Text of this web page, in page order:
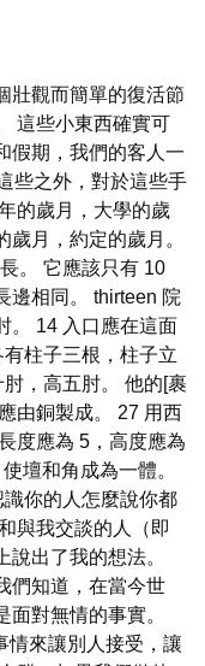
壯觀而簡單的復活節
這些小東西確實可
假期，我們的客人一
些之外，對於這些手
的歲月，大學的歲
月，約定的歲月。
。 它應該只有 10
邊相同。 thirteen 院
。 14 入口應在這面
柱子三根，柱子立
，高五肘。 他的[裹
由銅製成。 27 用西
度應為 5，高度應為
壇和角成為一體。
你的人怎麼說你都
與我交談的人（即
出了我的想法。
們知道，在當今世
對無情的事實。
情來讓別人接受，讓